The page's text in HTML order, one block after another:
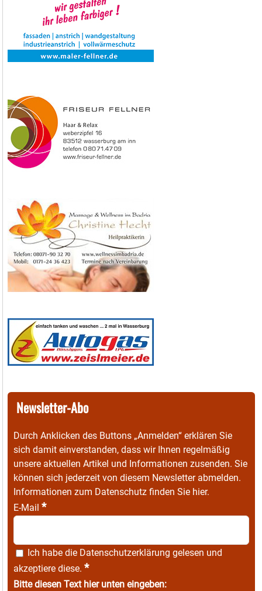
Newsletter-Abo
Durch Anklicken des Buttons „Anmelden“ erklären Sie
sich damit einverstanden, dass wir Ihnen regelmäßig
unsere aktuellen Artikel und Informationen zusenden. Sie
können sich jederzeit von diesem Newsletter abmelden.
Informationen zum Datenschutz finden Sie hier.
E-Mail *
Ich habe die Datenschutzerklärung gelesen und
akzeptiere diese. *
Bitte diesen Text hier unten eingeben: